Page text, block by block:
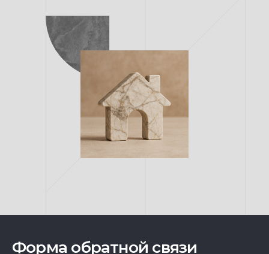
Форма обратной связи